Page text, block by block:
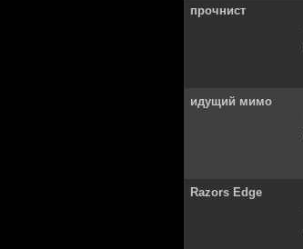
прочнист
идущий мимо
Razors Edge